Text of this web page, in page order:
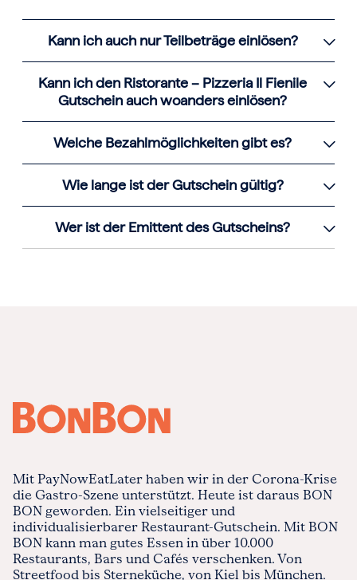
Kann ich auch nur Teilbeträge einlösen?
Kann ich den Ristorante – Pizzeria Il Fienile
Gutschein auch woanders einlösen?
Welche Bezahlmöglichkeiten gibt es?
Wie lange ist der Gutschein gültig?
Wer ist der Emittent des Gutscheins?
Mit PayNowEatLater haben wir in der Corona-Krise
die Gastro-Szene unterstützt. Heute ist daraus BON
BON geworden. Ein vielseitiger und
individualisierbarer Restaurant-Gutschein. Mit BON
BON kann man gutes Essen in über 10.000
Restaurants, Bars und Cafés verschenken. Von
Streetfood bis Sterneküche, von Kiel bis München.